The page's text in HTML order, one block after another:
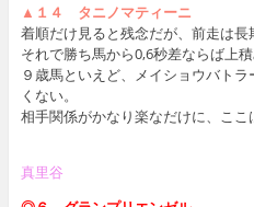
▲１４ タニノマティーニ
着順だけ見ると残念だが、前走は長
それで勝ち馬から0,6秒差ならば上積
９歳馬といえど、メイショウバト
くない。
相手関係がかなり楽なだけに、ここ
真里谷